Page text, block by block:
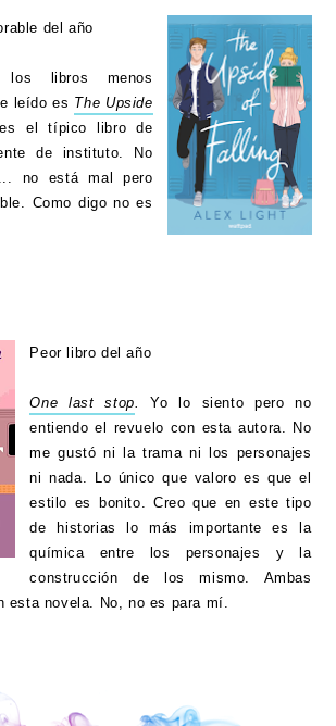
del año
libros menos
leído es The Upside
el típico libro de
de instituto. No
no está mal pero
Como digo no es
Peor libro del año
One last stop.Yo lo siento pero no
entiendo el revuelo con esta autora. No
me gustó ni la trama ni los personajes
ni nada. Lo único que valoro es que el
estilo es bonito. Creo que en este tipo
de historias lo más importante es la
química entre los personajes y la
construcción de los mismo. Ambas
esta novela. No, no es para mí.